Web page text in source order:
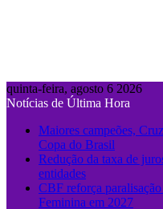
quinta-feira, agosto 6 2026
Notícias de Última Hora
Maiores campeões,
Copa do Brasil
Redução da taxa de
entidades
CBF reforça
Feminina em 2027